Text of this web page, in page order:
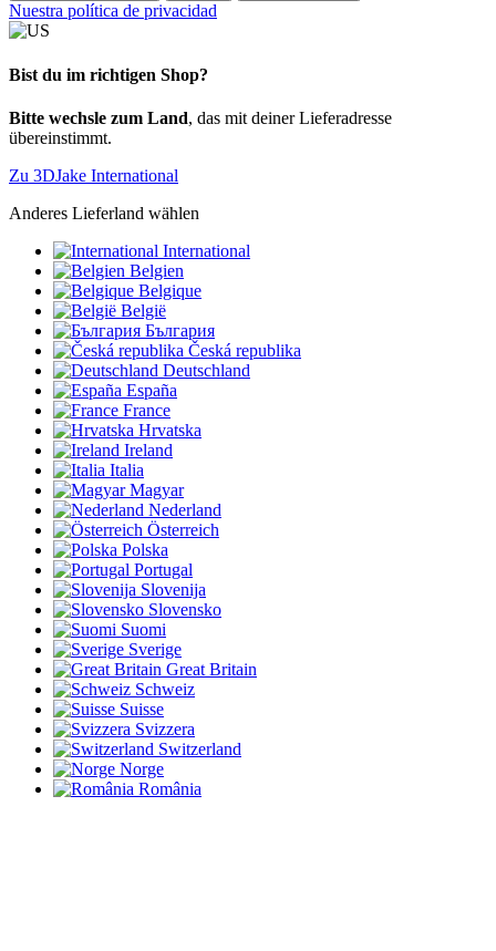
Nuestra política de privacidad
Bist du im richtigen Shop?
Bitte wechsle zum Land, das mit deiner Lieferadresse
übereinstimmt.
Zu 3DJake International
Anderes Lieferland wählen
International
Belgien
Belgique
België
България
Česká republika
Deutschland
España
France
Hrvatska
Ireland
Italia
Magyar
Nederland
Österreich
Polska
Portugal
Slovenija
Slovensko
Suomi
Sverige
Great Britain
Schweiz
Suisse
Svizzera
Switzerland
Norge
România